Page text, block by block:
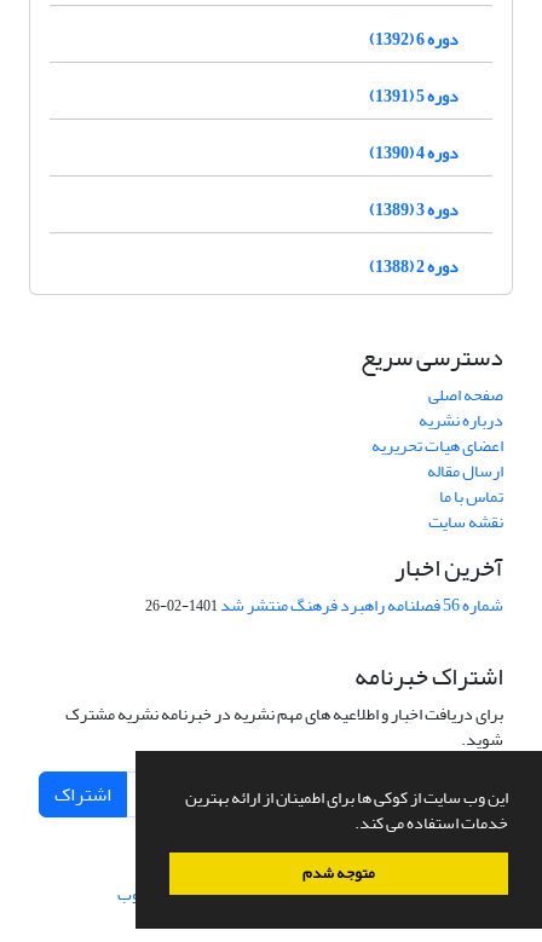
این وب سایت از کوکی ها برای اطمینان از ارائه بهترین
خدمات استفاده می کند.
متوجه شدم
دوره 6 (1392)
دوره 5 (1391)
دوره 4 (1390)
دوره 3 (1389)
دوره 2 (1388)
دسترسی سریع
صفحه اصلی
درباره نشریه
اعضای هیات تحریریه
ارسال مقاله
تماس با ما
نقشه سایت
آخرین اخبار
شماره 56 فصلنامه راهبرد فرهنگ منتشر شد 1401-02-26
اشتراک خبرنامه
برای دریافت اخبار و اطلاعیه های مهم نشریه در خبرنامه نشریه مشترک
شوید.
اشتراک
سامانه مدیریت نشریات علمی.طراحی و پیاده سازی از سیناوب